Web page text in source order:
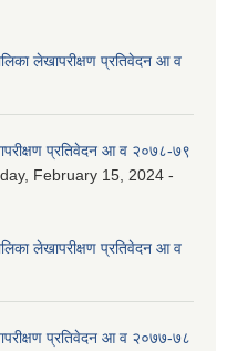
लेखापरीक्षण प्रतिवेदन आ व
प्रतिवेदन आ व २०७८-७९
February 15, 2024 -
लेखापरीक्षण प्रतिवेदन आ व
प्रतिवेदन आ व २०७७-७८